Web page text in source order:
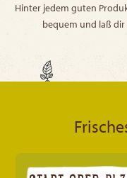
Hinter jedem guten
bequem und laß dir